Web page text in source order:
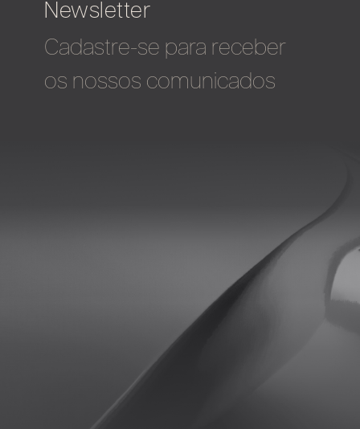
Newsletter
Cadastre-se para receber
os nossos comunicados